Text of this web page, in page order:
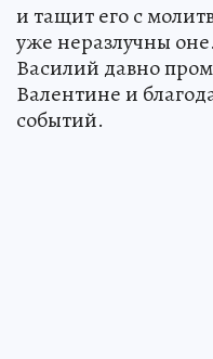
и тащит его с
уже неразлучны
Василий давно
Валентине и
событий.